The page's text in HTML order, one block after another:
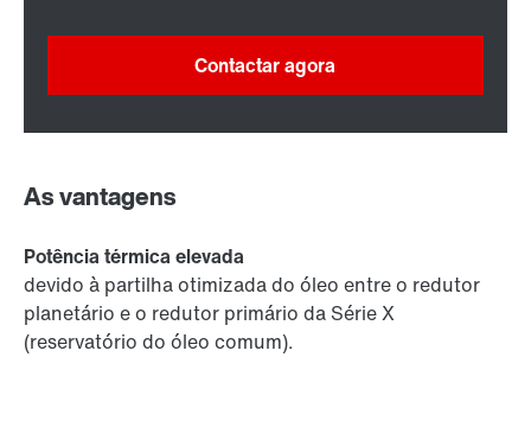
Contactar agora
As vantagens
Potência térmica elevada
devido à partilha otimizada do óleo entre o redutor
planetário e o redutor primário da Série X
(reservatório do óleo comum).